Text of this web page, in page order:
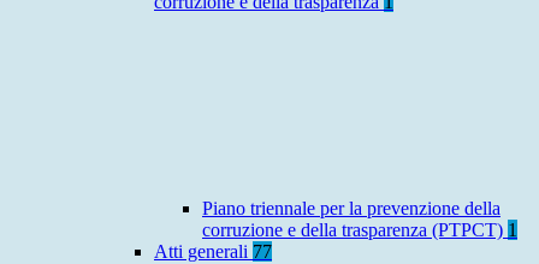
Piano triennale per la prevenzione della
corruzione e della trasparenza (PTPCT) 1
Atti generali 77